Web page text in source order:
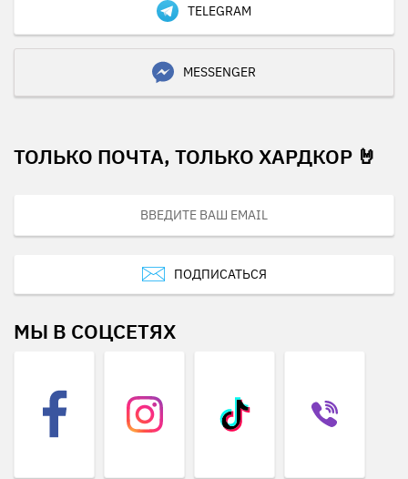
TELEGRAM
MESSENGER
ТОЛЬКО ПОЧТА, ТОЛЬКО ХАРДКОР 🤘
ПОДПИСАТЬСЯ
МЫ В СОЦСЕТЯХ